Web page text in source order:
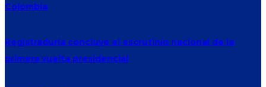
Colombia
Registraduría concluye el escrutinio nacional de la
primera vuelta presidencial